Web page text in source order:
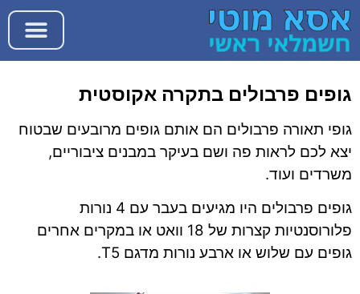
גופים פרבולים בתקרה אקוסטית
גופי תאורה פרבולים הם אותם גופים מרובעים שבטוח
יצא לכם לראות פה ושם בעיקר במבנים ציבוריים,
משרדים ועוד.
גופים פרבולים היו מגיעים בעבר עם 4 נורות
פלורוסנטיות קצרות של 18 וואט או במקרים אחרים
גופים עם שלוש או ארבע נורות מדגם T5.